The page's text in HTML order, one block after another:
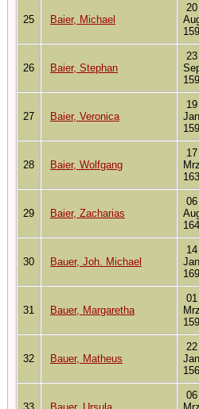
25 Baier, Michael
20
26 Baier, Stephan
23
27 Baier, Veronica
19
Jan
28 Baier, Wolfgang
17
Mrz
29 Baier, Zacharias
06
30 Bauer, Joh. Michael
14
Jan
31 Bauer, Margaretha
01
Mrz
32 Bauer, Matheus
22
Jan
06